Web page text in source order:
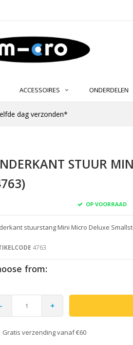
ACCESSOIRES ONDERDELEN
dag verzonden*
STUUR
OP VOORRAAD
stuurstang Mini Micro Deluxe
4763
from:
- +
Gratis verzending vanaf €60